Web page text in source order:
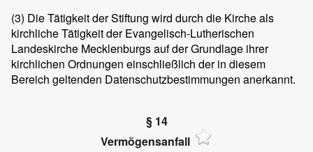
(3) Die Tätigkeit der Stiftung wird durch die Kirche als
kirchliche Tätigkeit der Evangelisch-Lutherischen
Landeskirche Mecklenburgs auf der Grundlage ihrer
kirchlichen Ordnungen einschließlich der in diesem
Bereich geltenden Datenschutzbestimmungen anerkannt.
§ 14
Vermögensanfall